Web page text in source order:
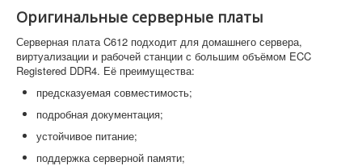
Оригинальные серверные платы
Серверная плата C612 подходит для домашнего сервера,
виртуализации и рабочей станции с большим объёмом ECC
Registered DDR4. Её преимущества:
предсказуемая совместимость;
подробная документация;
устойчивое питание;
поддержка серверной памяти;